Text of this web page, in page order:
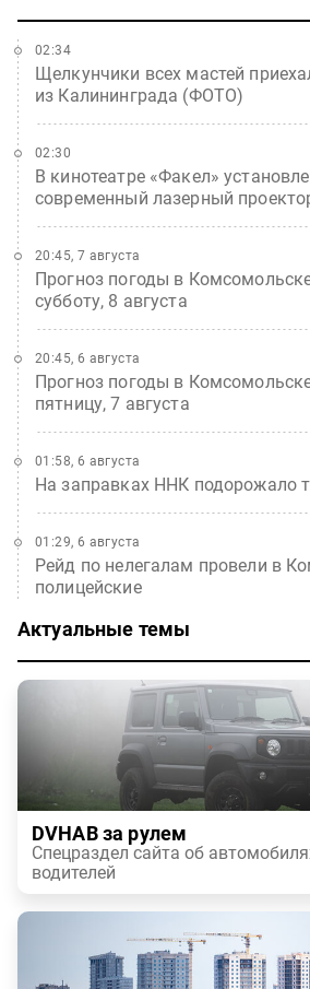
Щелкунчики всех мастей
из Калининграда (ФОТО)
02:34
В кинотеатре «Факел»
современный лазерный
02:30
Прогноз погоды в
субботу, 8 августа
20:45, 7 августа
Прогноз погоды в
пятницу, 7 августа
20:45, 6 августа
На заправках ННК подорожало
01:58, 6 августа
Рейд по нелегалам провели в
полицейские
01:29, 6 августа
Актуальные темы
DVHAB за рулем
Спецраздел сайта об
водителей